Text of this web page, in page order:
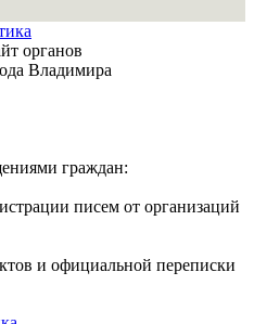
органов
Владимира
граждан:
писем от организаций
и официальной переписки